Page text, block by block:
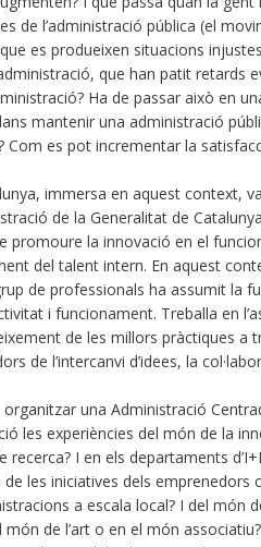
de l’administració pública (el
es produeixen situacions
que han patit retards
Ha de passar això en
mantenir una administració
Com es pot incrementar la
immersa en aquest context,
de la Generalitat de
promoure la innovació en el
del talent intern. En aquest
de professionals ha assumit la
i funcionament. Treballa en
de les millors pràctiques a
de l’intercanvi d’idees, la
una Administració
les experiències del món de la
recerca? I en els departaments
les iniciatives dels
a escala local? I del món
de l’art o en el món